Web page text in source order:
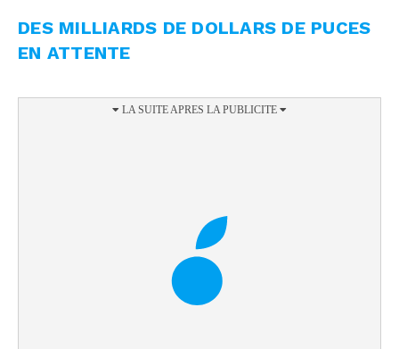
DES MILLIARDS DE DOLLARS DE PUCES
EN ATTENTE